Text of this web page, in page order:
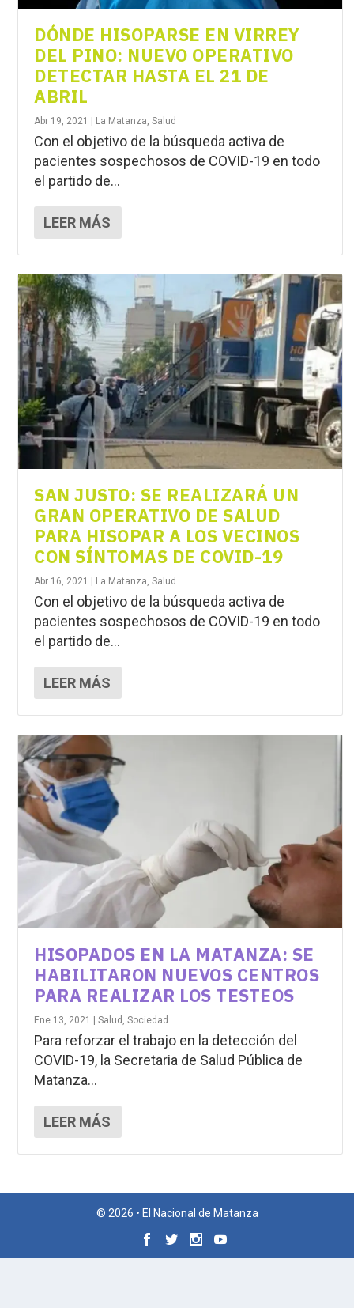
DÓNDE HISOPARSE EN VIRREY
DEL PINO: NUEVO OPERATIVO
DETECTAR HASTA EL 21 DE
ABRIL
Abr 19, 2021 La Matanza,Salud
Con el objetivo de la búsqueda activa de
pacientes sospechosos de COVID-19 en todo
el partido de...
LEER MÁS
SAN JUSTO: SE REALIZARÁ UN
GRAN OPERATIVO DE SALUD
PARA HISOPAR A LOS VECINOS
CON SÍNTOMAS DE COVID-19
Abr 16, 2021 | La Matanza ,Salud
Con el objetivo de la búsqueda activa de
pacientes sospechosos de COVID-19 en todo
el partido de...
LEER MÁS
HISOPADOS EN LA MATANZA: SE
HABILITARON NUEVOS CENTROS
PARA REALIZAR LOS TESTEOS
Ene 13, 2021 |Salud ,Sociedad
Para reforzar el trabajo en la detección del
COVID-19, la Secretaria de Salud Pública de
Matanza...
LEER MÁS
© 2026 • El Nacional de Matanza